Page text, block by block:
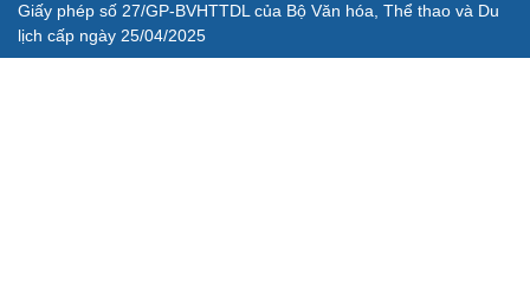
Giấy phép số 27/GP-BVHTTDL của Bộ Văn hóa, Thể thao và Du
lịch cấp ngày 25/04/2025